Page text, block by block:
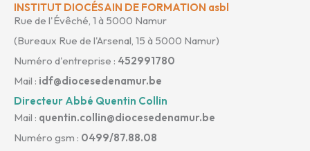
INSTITUT DIOCÉSAIN DE FORMATION asbl
Rue de l'Évêché, 1 à 5000 Namur
(Bureaux Rue de l'Arsenal, 15 à 5000 Namur)
Numéro d'entreprise : 452991780
Mail : idf@diocesedenamur.be
Directeur Abbé Quentin Collin
Mail : quentin.collin@diocesedenamur.be
Numéro gsm : 0499/87.88.08